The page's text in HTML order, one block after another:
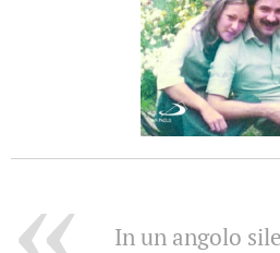
In un angolo